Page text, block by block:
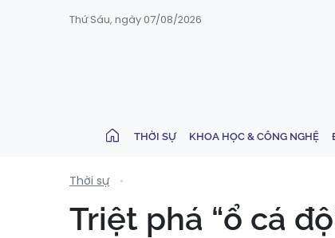
Thứ Sáu, ngày 07/08/2026
THỜI SỰ KHOA HỌC & CÔNG NGHỆ
Thời sự
Triệt phá “ổ cá